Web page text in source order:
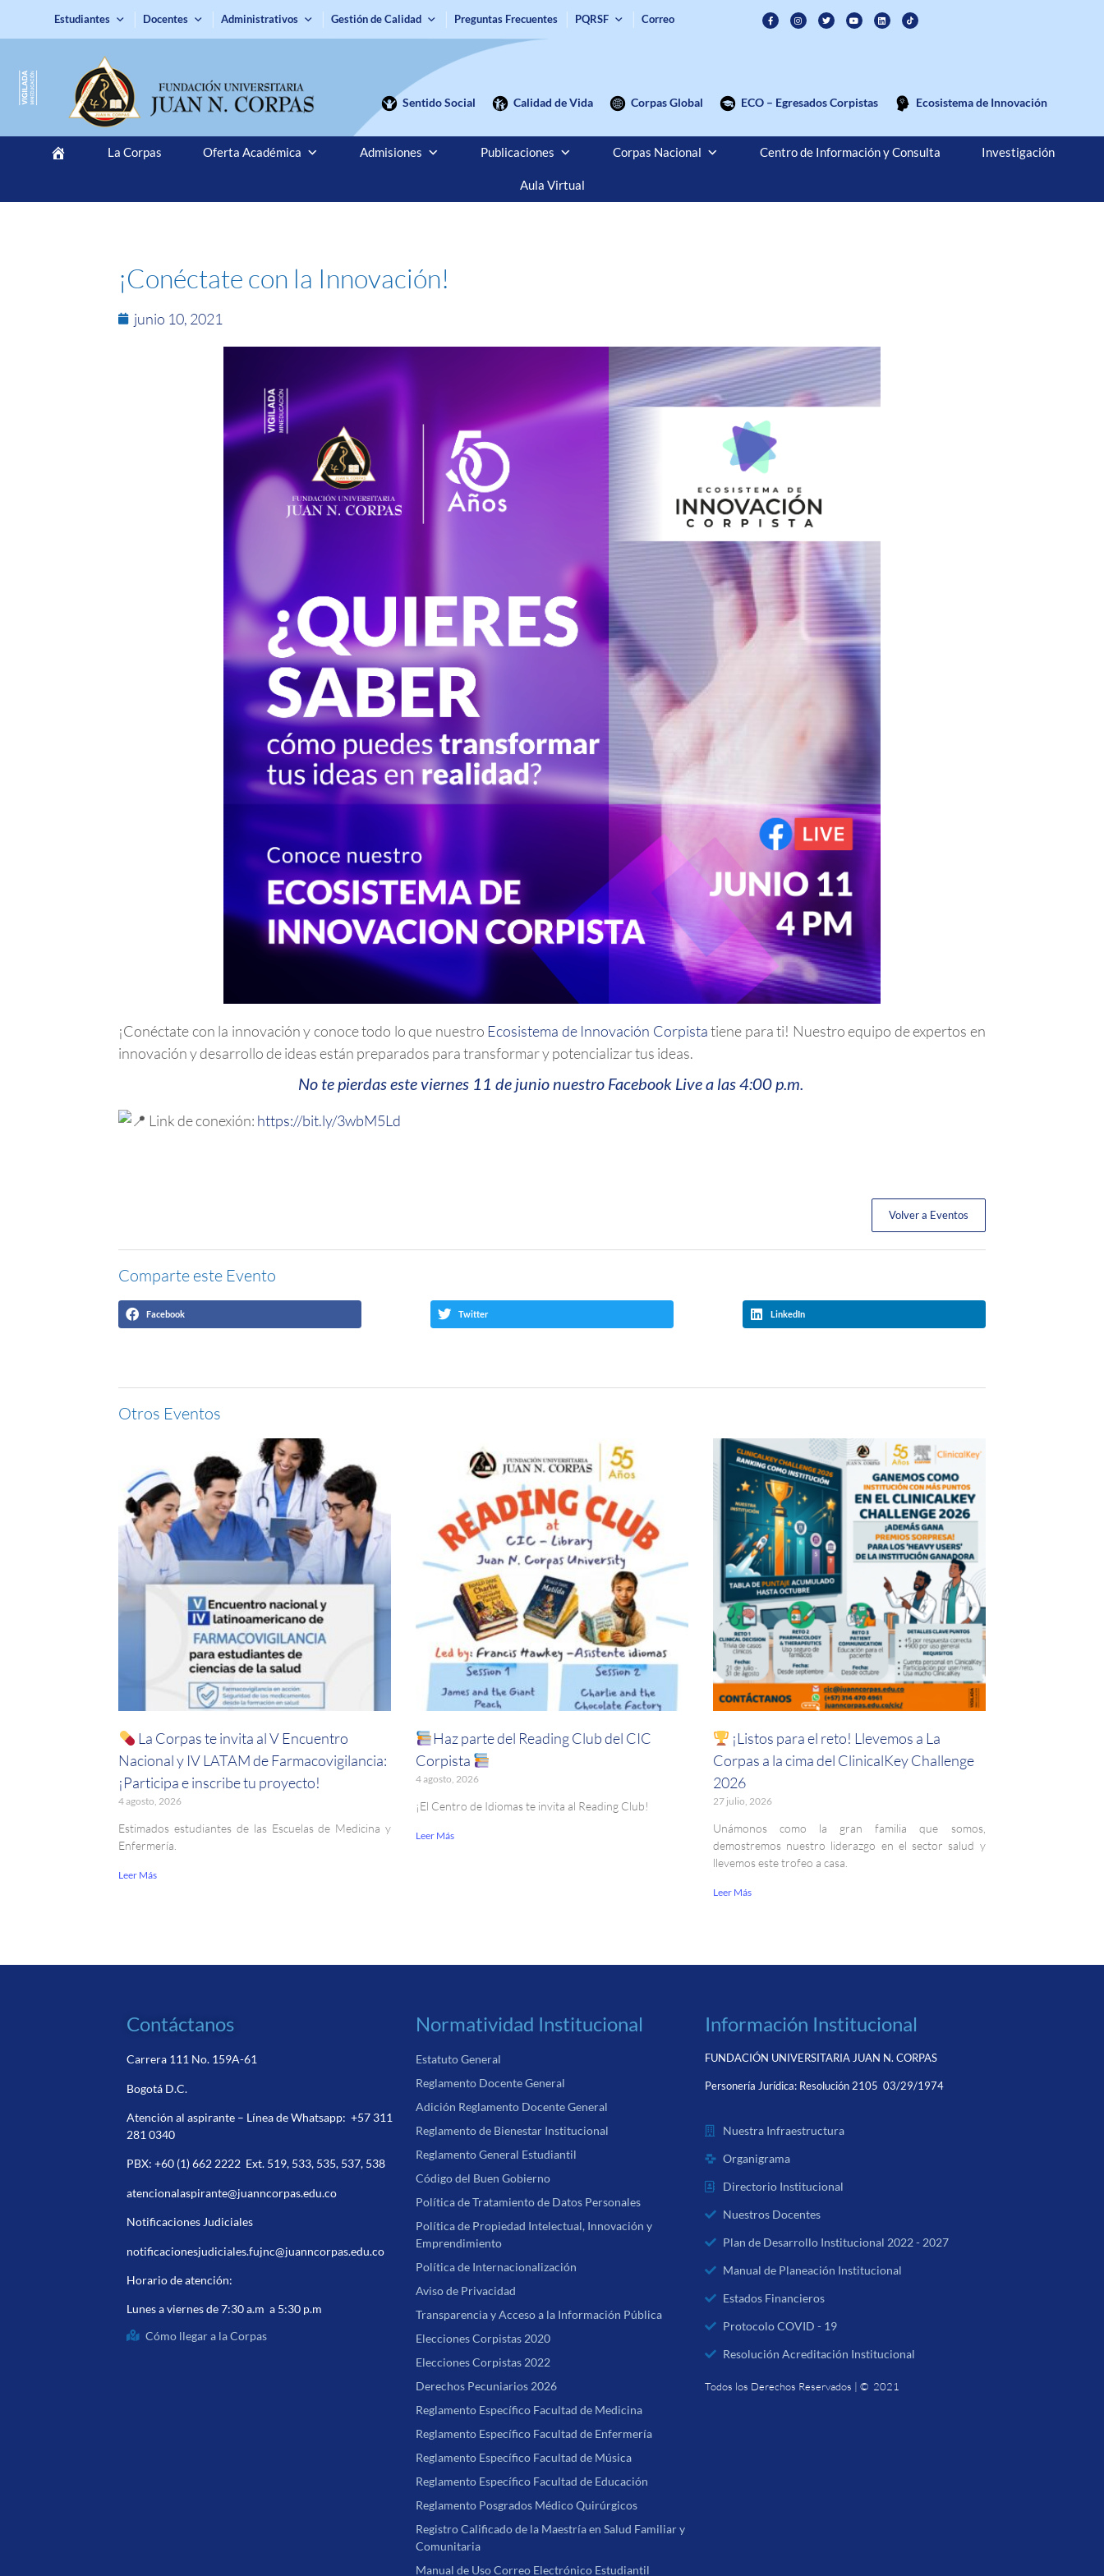
Estudiantes Docentes Administrativos Gestión de Calidad Preguntas Frecuentes PQRSF Correo
Sentido Social Calidad de Vida Corpas Global ECO – Egresados Corpistas Ecosistema de Innovación
La Corpas Oferta Académica Admisiones Publicaciones Corpas Nacional Centro de Información y Consulta Investigación
Aula Virtual
¡Conéctate con la Innovación!
junio 10, 2021
¡Conéctate con la innovación y conoce todo lo que nuestro Ecosistema de Innovación Corpistatiene para ti! Nuestro equipo de expertos en
innovación y desarrollo de ideas están preparados para transformar y potencializar tus ideas.
No te pierdas este viernes 11 de junio nuestro Facebook Live a las 4:00 p.m.
Link de conexión: https://bit.ly/3wbM5Ld
Volver a Eventos
Comparte este Evento
Facebook Twitter LinkedIn
Otros Eventos
La Corpas te invita al V Encuentro
Nacional y IV LATAM de Farmacovigilancia:
¡Participa e inscribe tu proyecto!
4 agosto, 2026
Estimados estudiantes de las Escuelas de Medicina y
Enfermería.
Leer Más
Haz parte del Reading Club del CIC
Corpista
4 agosto, 2026
¡El Centro de Idiomas te invita al Reading Club!
Leer Más
¡Listos para el reto! Llevemos a La
Corpas a la cima del ClinicalKey Challenge
2026
27 julio, 2026
Unámonos como la gran familia que somos,
demostremos nuestro liderazgo en el sector salud y
llevemos este trofeo a casa.
Leer Más
Contáctanos
Carrera 111 No. 159A-61
Bogotá D.C.
Atención al aspirante – Línea de Whatsapp:+57 311
281 0340
PBX:+60 (1) 662 2222 Ext. 519, 533, 535, 537, 538
atencionalaspirante@juanncorpas.edu.co
Notificaciones Judiciales
notificacionesjudiciales.fujnc@juanncorpas.edu.co
Horario de atención:
Lunes a viernes de 7:30 a.m a 5:30 p.m
Cómo llegar a la Corpas
Normatividad Institucional
Estatuto General
Reglamento Docente General
Adición Reglamento Docente General
Reglamento de Bienestar Institucional
Reglamento General Estudiantil
Código del Buen Gobierno
Política de Tratamiento de Datos Personales
Política de Propiedad Intelectual, Innovación y
Emprendimiento
Política de Internacionalización
Aviso de Privacidad
Transparencia y Acceso a la Información Pública
Elecciones Corpistas 2020
Elecciones Corpistas 2022
Derechos Pecuniarios 2026
Reglamento Específico Facultad de Medicina
Reglamento Específico Facultad de Enfermería
Reglamento Específico Facultad de Música
Reglamento Específico Facultad de Educación
Reglamento Posgrados Médico Quirúrgicos
Registro Calificado de la Maestría en Salud Familiar y
Comunitaria
Manual de Uso Correo Electrónico Estudiantil
Información Institucional
FUNDACIÓN UNIVERSITARIA JUAN N. CORPAS
Personería Jurídica: Resolución 2105 03/29/1974
Nuestra Infraestructura
Organigrama
Directorio Institucional
Nuestros Docentes
Plan de Desarrollo Institucional 2022 - 2027
Manual de Planeación Institucional
Estados Financieros
Protocolo COVID - 19
Resolución Acreditación Institucional
Todos los Derechos Reservados | © 2021